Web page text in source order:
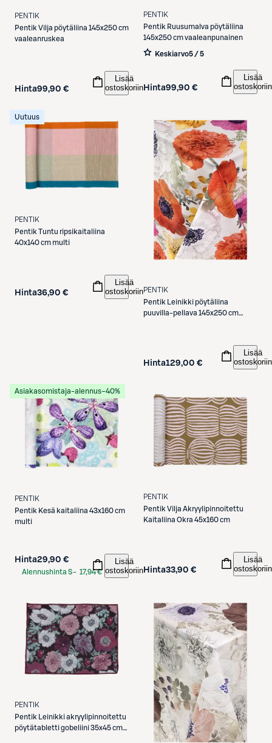
PENTIK
Pentik Vilja pöytäliina 145x250 cm
vaaleanruskea
Hinta99,90 €
Lisää
ostoskoriin
PENTIK
Pentik Ruusumalva pöytäliina
145x250 cm vaaleanpunainen
Keskiarvo5 / 5
Hinta99,90 €
Lisää
ostoskoriin
Uutuus
PENTIK
Pentik Tuntu ripsikaitaliina
40x140 cm multi
Hinta36,90 €
Lisää
ostoskoriin PENTIK
Pentik
Leinikki pöytäliina
puuvilla-pellava 145x250 cm
Hinta129,00 €
Lisää
ostoskoriin
Asiakasomistaja-alennus−40%
PENTIK
Pentik Kesä kaitaliina 43x160 cm
multi
Hinta29,90 €
Alennushinta S- 17,94 €
Lisää
ostoskoriin
PENTIK
Pentik Vilja Akryylipinnoitettu
Kaitaliina Okra 45x160 cm
Hinta33,90 €
Lisää
ostoskoriin
PENTIK
Pentik Leinikki akryylipinnoitettu
pöytätabletti gobeliini 35x45 cm